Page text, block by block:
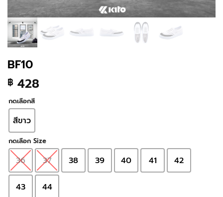
BF10
฿ 428
กดเลือกสี
สีขาว
กดเลือก Size
36 37 38 39 40 41 42
43 44